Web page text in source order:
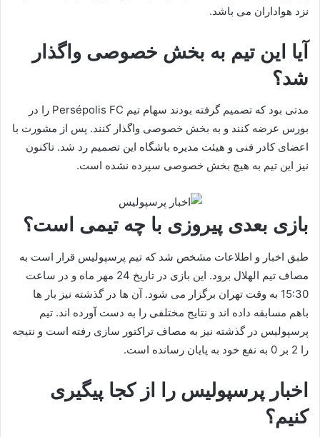
نزد هواداران می باشد.
آیا این تیم به بخش خصوصی واگذار
شد؟
مدتی بود که تصمیم گرفته بودند سهام تیم Persépolis FC را در
بورس عرضه کنند و به بخش خصوصی واگذار کنند. پس از مشورت با
اعضای کادر فنی و هیئت مدیره باشگاه این تصمیم رد شد. تاکنون
نیز این تیم به هیچ بخش خصوصی سپرده نشده است.
بازی بعدی پیروزی با چه تیمی است؟
طبق اخبار و اطلاعات مشخص شد که تیم پرسپولیس قرار است به
مصاف تیم الهلال برود. این بازی در تاریخ 24 مهر ماه و در ساعت
15:30 به وقت تهران برگزار می شود. آن ها در گذشته نیز بار ها
باهم مسابقه داده اند و نتایج مختلفی را به دست آورده اند. تیم
پرسپولیس در گذشته نیز به مصاف تراکتور سازی رفته است و نتیجه
را 2 بر 0 به نفع خود به پایان رسانده است.
اخبار پرسپولیس را از کجا پیگیری
کنیم؟